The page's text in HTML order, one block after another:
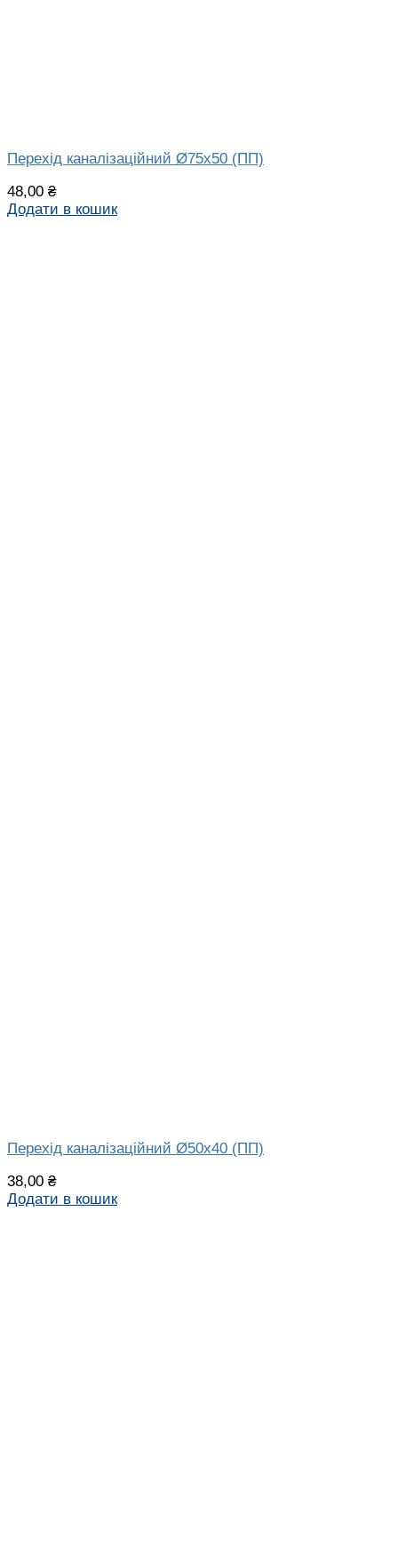
Перехід каналізаційний Ø75х50 (ПП)
48,00 ₴
Додати в кошик
Перехід каналізаційний Ø50х40 (ПП)
38,00 ₴
Додати в кошик